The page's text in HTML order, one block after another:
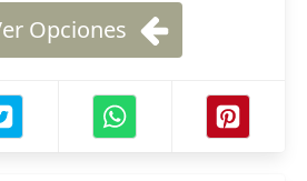
Opciones